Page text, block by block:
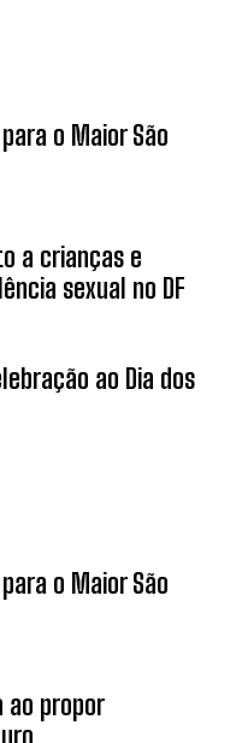
o Maior São
a crianças e
sexual no DF
ao Dia dos
o Maior São
ao propor